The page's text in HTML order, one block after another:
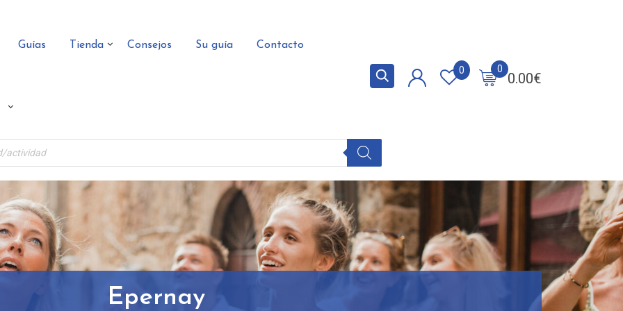
Guías Tienda Consejos Su guía Contacto
0.00€
0
0
Epernay